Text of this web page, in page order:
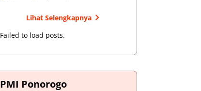
Lihat Selengkapnya
Failed to load posts.
PMI Ponorogo